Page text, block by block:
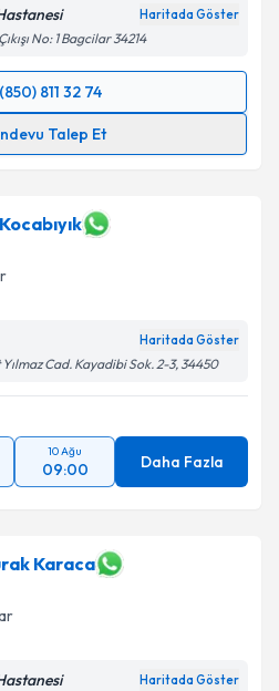
Haritada Göster
No: 1 Bagcilar 34214
811 32 74
Talep Et
Talebi
ile bilgilendireceğiz.
işlenmesine ilişkinAydınlatma
ve kişisel verilerimin belirtilen
kabul ediyorum.
Talebini Gönder
Haritada Göster
Cad. Kayadibi Sok. 2-3, 34450
10 Ağu
09:00 Daha Fazla
Karaca
Haritada Göster